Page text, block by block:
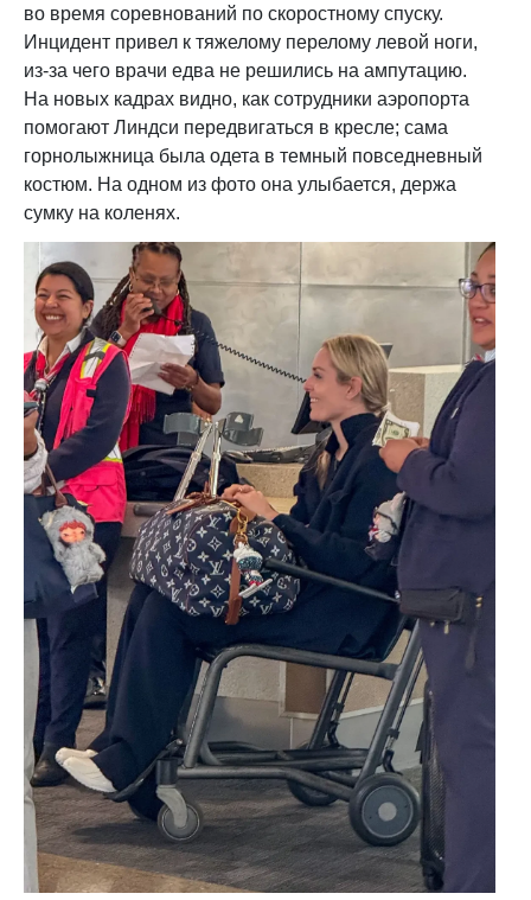
во время соревнований по скоростному спуску.
Инцидент привел к тяжелому перелому левой ноги,
из-за чего врачи едва не решились на ампутацию.
На новых кадрах видно, как сотрудники аэропорта
помогают Линдси передвигаться в кресле; сама
горнолыжница была одета в темный повседневный
костюм. На одном из фото она улыбается, держа
сумку на коленях.